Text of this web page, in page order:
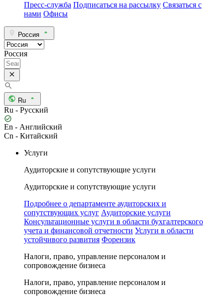
Пресс-служба Подписаться на рассылку Связаться с
нами Офисы
Россия
Россия
Ru
Ru - Русский
En - Английский
Cn - Китайский
Услуги
Аудиторские и сопутствующие услуги
Аудиторские и сопутствующие услуги
Подробнее о департаменте аудиторских и
сопутствующих услуг Аудиторские услуги
Консультационные услуги в области бухгалтерского
учета и финансовой отчетности Услуги в области
устойчивого развития Форензик
Налоги, право, управление персоналом и
сопровождение бизнеса
Налоги, право, управление персоналом и
сопровождение бизнеса